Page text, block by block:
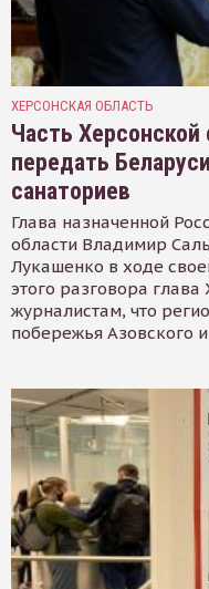
ХЕРСОНСКАЯ ОБЛАСТЬ
Часть
передать
санаториев
Глава назначенной
области Владимир
Лукашенко в ходе
этого разговора
журналистам, что
побережья Азовского